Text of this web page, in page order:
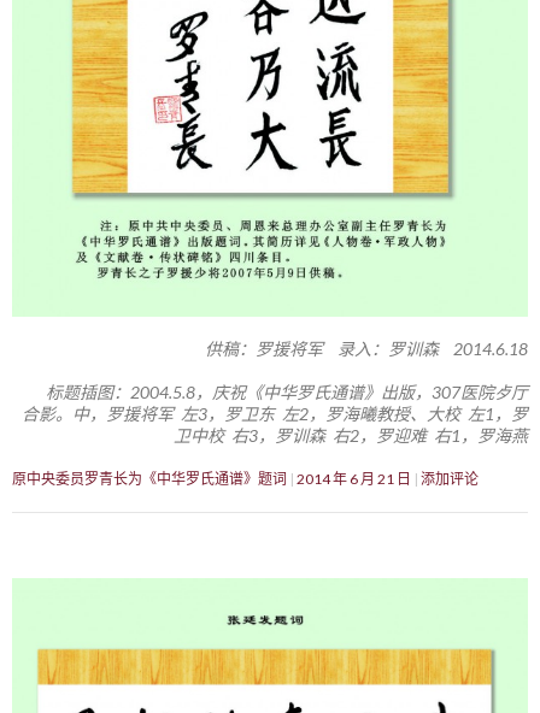
供稿：罗援将军 录入：罗训森 2014.6.18
标题插图：2004.5.8，庆祝《中华罗氏通谱》出版，307医院歺厅
合影。中，罗援将军 左3，罗卫东 左2，罗海曦教授、大校 左1，罗
卫中校 右3，罗训森 右2，罗迎难 右1，罗海燕
原中央委员罗青长为《中华罗氏通谱》题词 2014 年 6 月 21 日 添加评论